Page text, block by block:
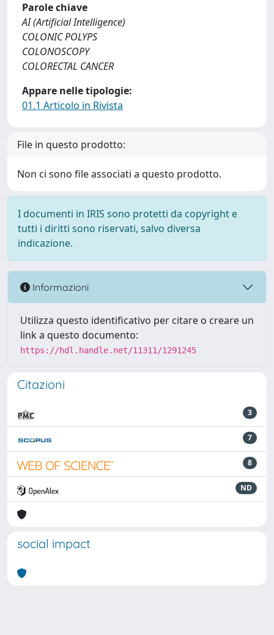
Parole chiave
AI (Artificial Intelligence)
COLONIC POLYPS
COLONOSCOPY
COLORECTAL CANCER
Appare nelle tipologie:
01.1 Articolo in Rivista
File in questo prodotto:
Non ci sono file associati a questo prodotto.
I documenti in IRIS sono protetti da copyright e
tutti i diritti sono riservati, salvo diversa
indicazione.
Informazioni
Utilizza questo identificativo per citare o creare un
link a questo documento:
https://hdl.handle.net/11311/1291245
Citazioni
3
7
8
ND
social impact